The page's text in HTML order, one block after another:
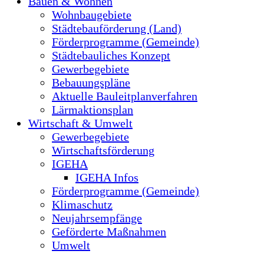
Wohnbaugebiete
Städtebauförderung (Land)
Förderprogramme (Gemeinde)
Städtebauliches Konzept
Gewerbegebiete
Bebauungspläne
Aktuelle Bauleitplanverfahren
Lärmaktionsplan
Wirtschaft & Umwelt
Gewerbegebiete
Wirtschaftsförderung
IGEHA
IGEHA Infos
Förderprogramme (Gemeinde)
Klimaschutz
Neujahrsempfänge
Geförderte Maßnahmen
Umwelt